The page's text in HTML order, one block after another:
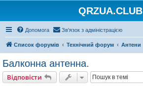
QRZUA.CLUB
Допомога Зв'язок з адміністрацією
Список форумів Технічний форум Антени
Балконна антенна.
Відповісти